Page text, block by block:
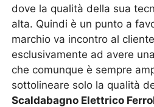
dove la qualità della sua
alta. Quindi è un punto a
marchio va incontro al
esclusivamente ad avere
che comunque è sempre
sottolineare solo la qualità
Scaldabagno Elettrico